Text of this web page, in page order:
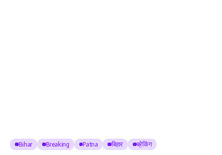
Bihar Breaking Patna बिहार ब्रेकिंग